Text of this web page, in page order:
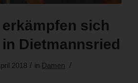
erkämpfen sich
Dietmannsried
2018 / in Damen /